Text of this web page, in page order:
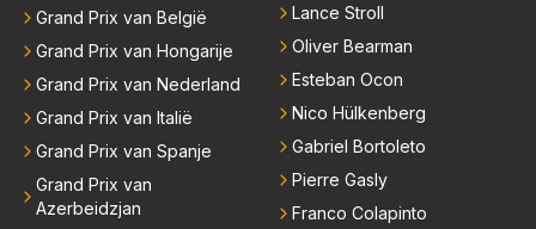
Grand Prix van België
Grand Prix van Hongarije
Grand Prix van Nederland
Grand Prix van Italië
Grand Prix van Spanje
Grand Prix van
Azerbeidzjan
Lance Stroll
Oliver Bearman
Esteban Ocon
Nico Hülkenberg
Gabriel Bortoleto
Pierre Gasly
Franco Colapinto